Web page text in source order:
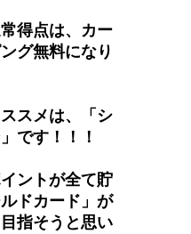
得点は、カー
グ無料になり
スメは、「シ
です！！！
ントが全て貯
ドカード」が
指そうと思い